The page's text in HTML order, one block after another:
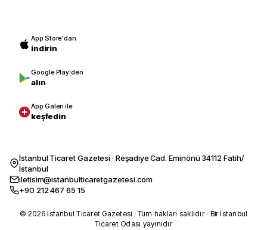
App Store'dan
indirin
Google Play'den
alın
App Galeri ile
keşfedin
İstanbul Ticaret Gazetesi · Reşadiye Cad. Eminönü 34112 Fatih/
İstanbul
iletisim@istanbulticaretgazetesi.com
+90 212 467 65 15
© 2026 İstanbul Ticaret Gazetesi · Tüm hakları saklıdır · Bir İstanbul
Ticaret Odası yayınıdır